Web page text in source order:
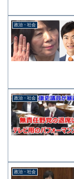
政治・社会
政治・社会
政治・社会